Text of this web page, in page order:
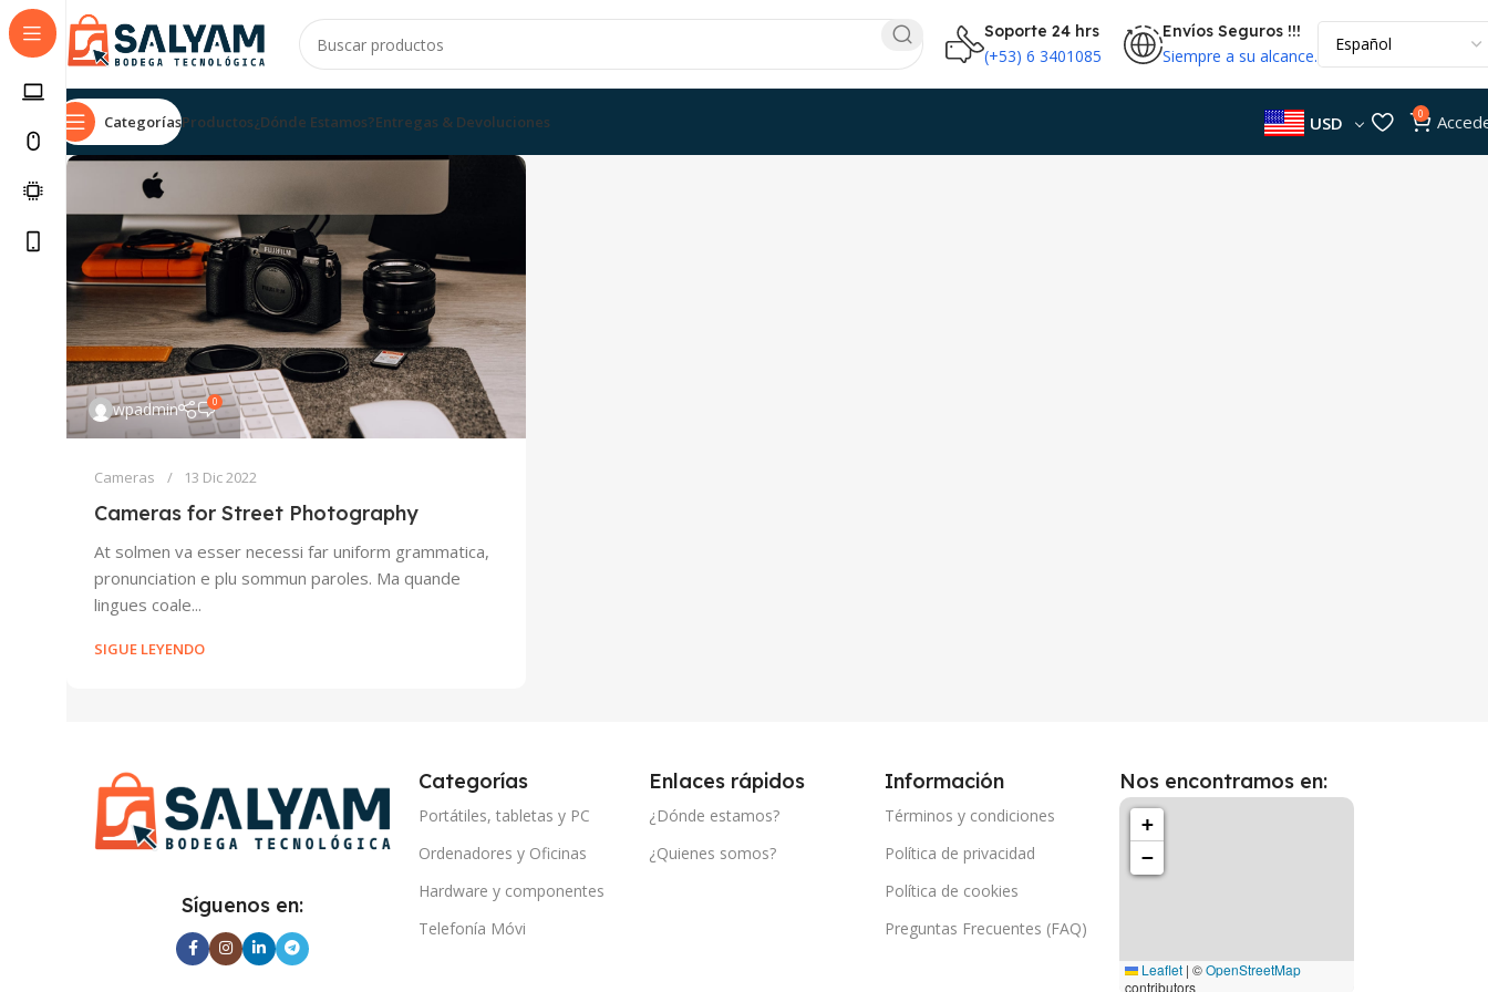
Soporte 24 hrs
(+53) 6 3401085
Envíos Seguros !!!
Siempre a su alcance.
CategoríasProductos¿Dónde Estamos?Entregas & Devoluciones USD 0
wpadmin 0
Cameras 13 Dic 2022
Cameras for Street Photography
At solmen va esser necessi far uniform grammatica,
pronunciation e plu sommun paroles. Ma quande
lingues coale...
SIGUE LEYENDO
Síguenos en:
Categorías
Portátiles, tabletas y PC
Ordenadores y Oficinas
Hardware y componentes
Telefonía Móvi
Enlaces rápidos
¿Dónde estamos?
¿Quienes somos?
Información
Términos y condiciones
Política de privacidad
Política de cookies
Preguntas Frecuentes (FAQ)
Nos encontramos en:
+
−
Leaflet | ©OpenStreetMap
contributors